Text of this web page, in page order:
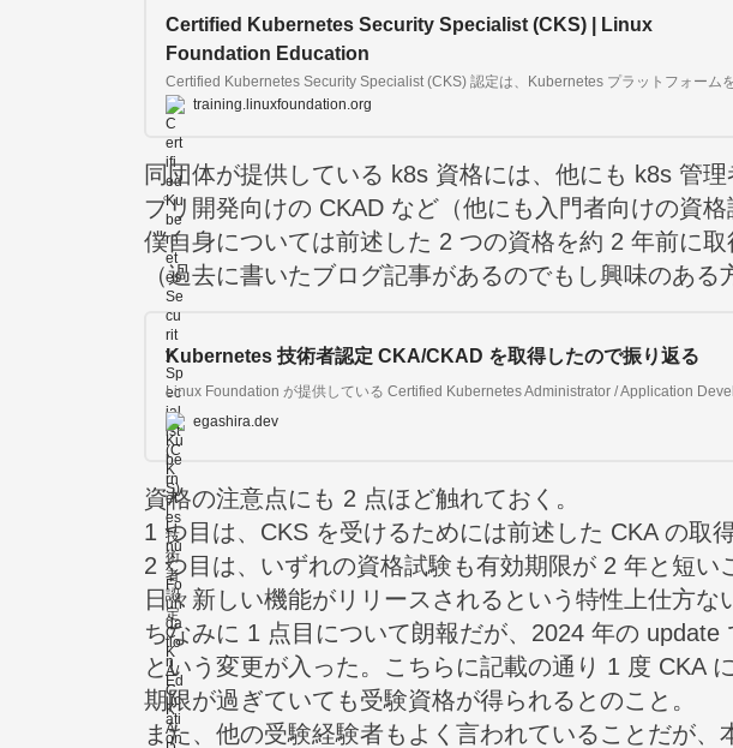
Certified Kubernetes Security Specialist (CKS) | Linux
Foundation Education
training.linuxfoundation.org
同団体が提供している k8s 資格には、他にも k8s 管理
プリ開発向けの CKAD など（他にも入門者向けの資格
僕自身については前述した 2 つの資格を約 2 年前に取
（過去に書いたブログ記事があるのでもし興味のある
Kubernetes 技術者認定 CKA/CKAD を取得したので振り返る
egashira.dev
資格の注意点にも 2 点ほど触れておく。
1 つ目は、CKS を受けるためには前述した CKA の取
2 つ目は、いずれの資格試験も有効期限が 2 年と短い
日々新しい機能がリリースされるという特性上仕方な
ちなみに 1 点目について朗報だが、2024 年の update
という変更が入った。 こちら に記載の通り 1 度 CKA
期限が過ぎていても受験資格が得られるとのこと。
また、他の受験経験者もよく言われていることだが、